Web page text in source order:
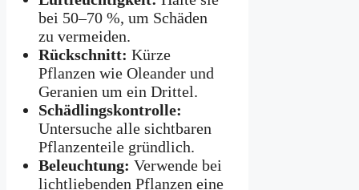
bei 50–70 %, um Schäden
zu vermeiden.
Rückschnitt: Kürze
Pflanzen wie Oleander und
Geranien um ein Drittel.
Schädlingskontrolle:
Untersuche alle sichtbaren
Pflanzenteile gründlich.
Beleuchtung: Verwende bei
lichtliebenden Pflanzen eine